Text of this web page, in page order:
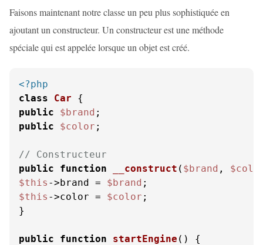
Faisons maintenant notre classe un peu plus sophistiquée en
ajoutant un constructeur. Un constructeur est une méthode
spéciale qui est appelée lorsque un objet est créé.
<?php
class
Car
public
$brand
public
$color ;
// Constructeur
public
function __construct ( $brand ,
$this ->brand = $brand
$this ->color = $color ;
}
public function startEngine ( )